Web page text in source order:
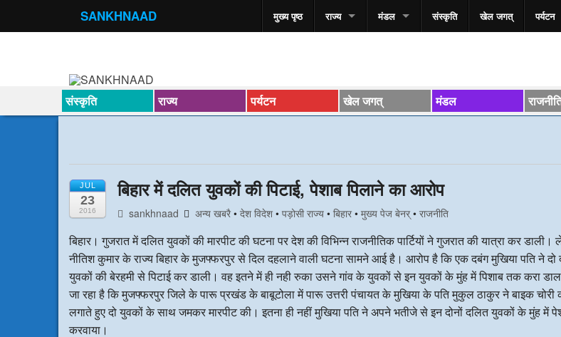
SANKHNAAD मुख्य पृष्ठ राज्य मंडल संस्कृति खेल जगत् पर्यटन
संस्कृति राज्य पर्यटन खेल जगत् मंडल
JUL
23
2016
बिहार में दलित युवकों की पिटाई, पेशाब पिलाने का आरोप
sankhnaad अन्य खबरै •देश विदेश •पड़ोसी राज्य •बिहार •मुख्य पेज बेनर् •राजनीति
बिहार। गुजरात में दलित युवकों की मारपीट की घटना पर देश की विभिन्न राजनीतिक पार्टियों ने गुजरात की यात्रा कर डाली।
नीतिश कुमार के राज्य बिहार के मुजफ्फरपुर से दिल दहलाने वाली घटना सामने आई है। आरोप है कि एक दबंग मुखिया पति ने दो
युवकों की बेरहमी से पिटाई कर डाली। वह इतने में ही नही रुका उसने गांव के युवकों से इन युवकों के मुंह में पिशाब तक करा
जा रहा है कि मुजफ्फरपुर जिले के पारू प्रखंड के बाबूटोला में पारू उत्तरी पंचायत के मुखिया के पति मुकुल ठाकुर ने बाइक चोरी
लगाते हुए दो युवकों के साथ जमकर मारपीट की। इतना ही नहीं मुखिया पति ने अपने भतीजे से इन दोनों दलित युवकों के मुंह में
करवाया।